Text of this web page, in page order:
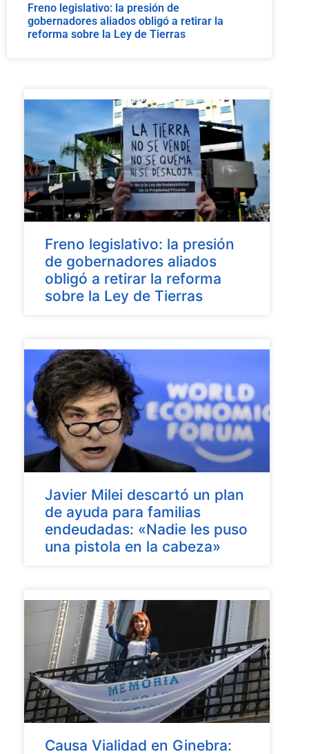
Freno legislativo: la presión de
gobernadores aliados obligó a retirar la
reforma sobre la Ley de Tierras
Freno legislativo: la presión
de gobernadores aliados
obligó a retirar la reforma
sobre la Ley de Tierras
Javier Milei descartó un plan
de ayuda para familias
endeudadas: «Nadie les puso
una pistola en la cabeza»
Causa Vialidad en Ginebra: